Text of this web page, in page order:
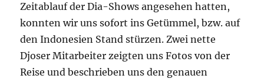
Zeitablauf der Dia-Shows angesehen hatten,
konnten wir uns sofort ins Getümmel, bzw. auf
den Indonesien Stand stürzen. Zwei nette
Djoser Mitarbeiter zeigten uns Fotos von der
Reise und beschrieben uns den genauen